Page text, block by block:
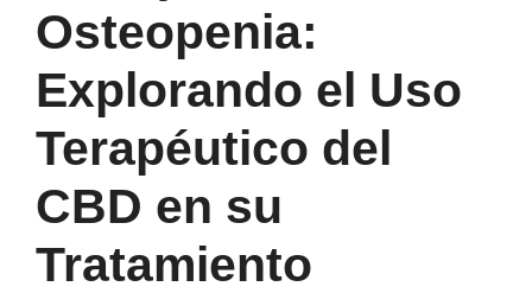
Osteopenia:
Explorando el Uso
Terapéutico del
CBD en su
Tratamiento